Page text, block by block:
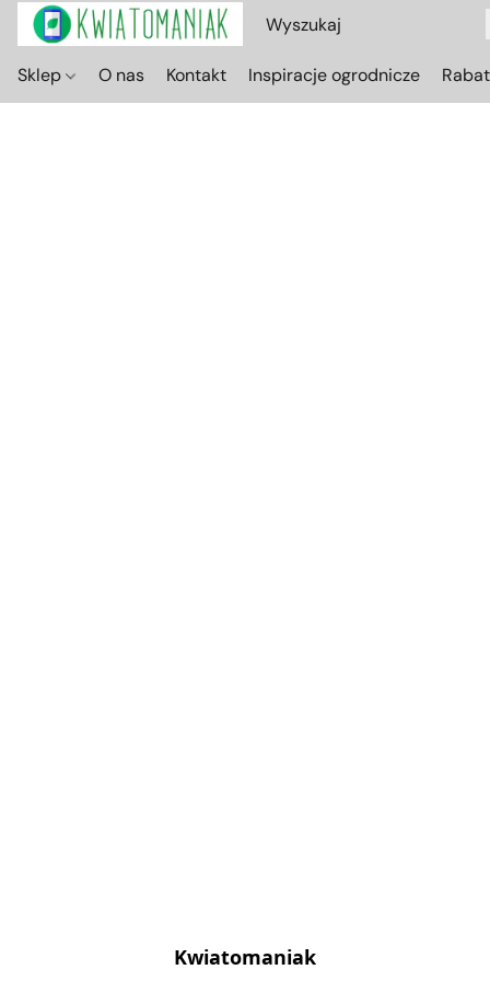
Sklep O nas Kontakt Inspiracje ogrodnicze
Kwiatomaniak